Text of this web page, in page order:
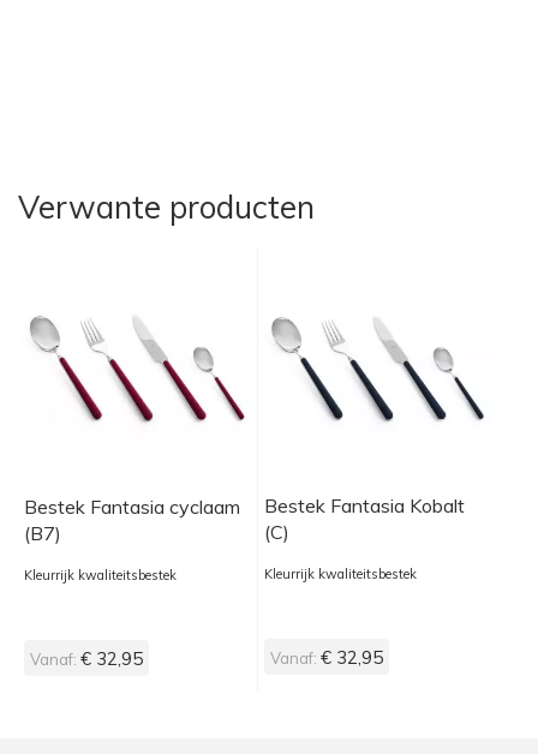
Verwante producten
Bestek Fantasia cyclaam
(B7)
Kleurrijk kwaliteitsbestek
Vanaf: € 32,95
Bestek Fantasia Kobalt
(C)
Kleurrijk kwaliteitsbestek
Vanaf: € 32,95